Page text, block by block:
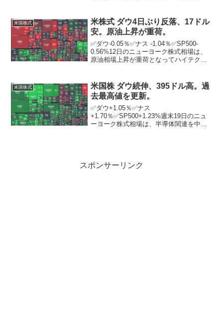
フト（MS）は上場来高値を更新した...
米国株式
米株式 ダウ4日ぶり反落、17ドル
安。原油上昇が重荷。
✅ダウ-0.05％✅ナス -1.04％✅SP500-
0.56%12日のニューヨーク株式相場は、
原油相場上昇が重荷となってハイテク株
相場は1バレル＝88ドル台と、昨年1...
米国株式
米国株 ダウ続伸、395ドル高。過
去最高値を更新。
✅ダウ+1.05％✅ナス
+1.70％✅SP500+1.23%週末19日のニュ
ーヨーク株式相場は、半導体関連を中心
スポンサーリンク